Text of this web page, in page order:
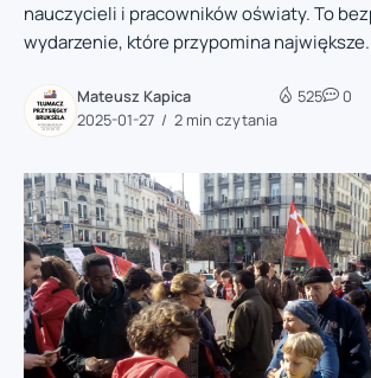
nauczycieli i pracowników oświaty. To
wydarzenie, które przypomina
Mateusz Kapica
2025-01-27
2 min czytania
525 0